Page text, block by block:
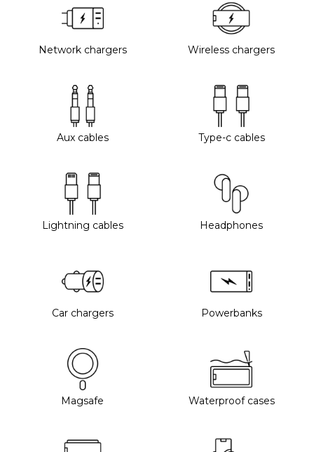
Network chargers Wireless chargers
Aux cables Type-c cables
Lightning cables Headphones
Car chargers Powerbanks
Magsafe Waterproof cases